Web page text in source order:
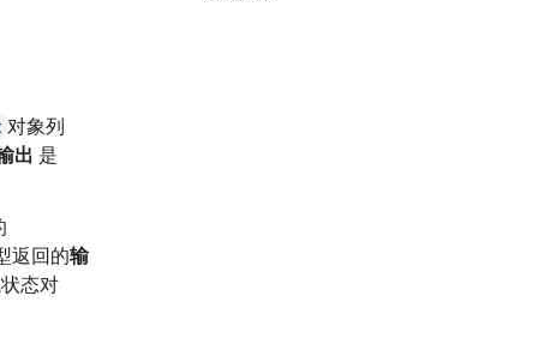
对象列
出 是
返回的输
态对